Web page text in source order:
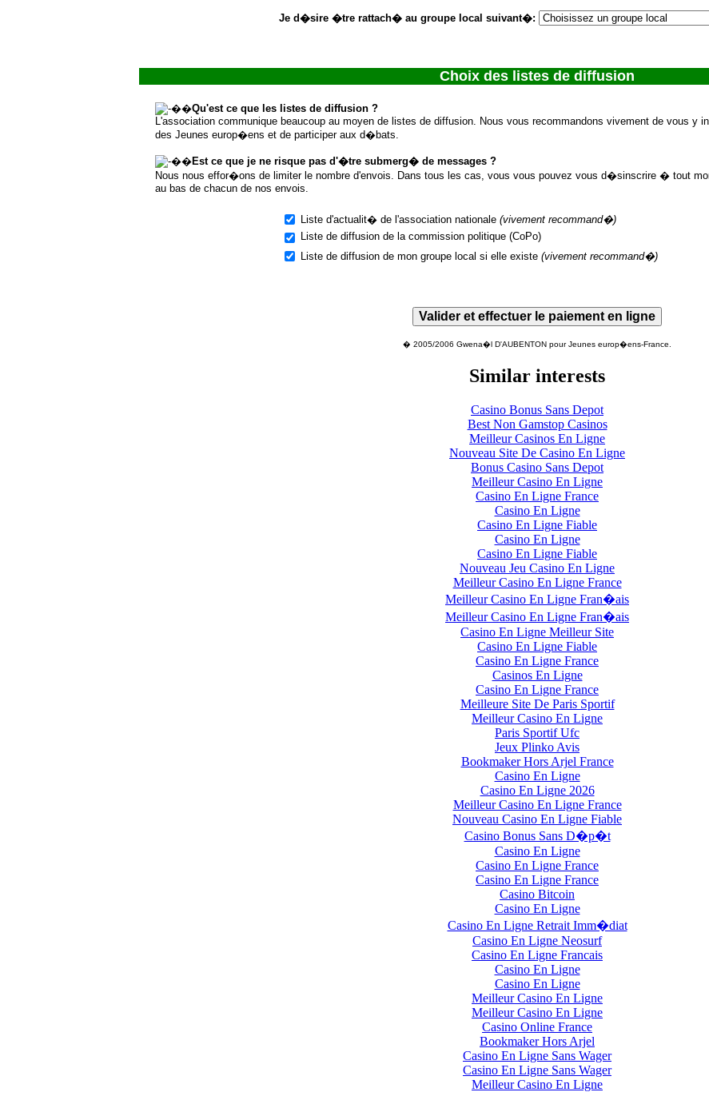
Je d�sire �tre rattach� au groupe local suivant�:
Choix des listes de diffusion
��Qu'est ce que les listes de diffusion ?
L'association communique beaucoup au moyen de listes de diffusion. Nous vous recommandons vivement de vous y
des Jeunes europ�ens et de participer aux d�bats.
��Est ce que je ne risque pas d'�tre submerg� de messages ?
Nous nous effor�ons de limiter le nombre d'envois. Dans tous les cas, vous vous pouvez vous d�sinscrire � tout
au bas de chacun de nos envois.
Liste d'actualit� de l'association nationale (vivement recommand�)
Liste de diffusion de la commission politique (CoPo)
Liste de diffusion de mon groupe local si elle existe (vivement recommand�)
� 2005/2006 Gwena�l D'AUBENTON pour Jeunes europ�ens-France.
Similar interests
Casino Bonus Sans Depot
Best Non Gamstop Casinos
Meilleur Casinos En Ligne
Nouveau Site De Casino En Ligne
Bonus Casino Sans Depot
Meilleur Casino En Ligne
Casino En Ligne France
Casino En Ligne
Casino En Ligne Fiable
Casino En Ligne
Casino En Ligne Fiable
Nouveau Jeu Casino En Ligne
Meilleur Casino En Ligne France
Meilleur Casino En Ligne Fran�ais
Meilleur Casino En Ligne Fran�ais
Casino En Ligne Meilleur Site
Casino En Ligne Fiable
Casino En Ligne France
Casinos En Ligne
Casino En Ligne France
Meilleure Site De Paris Sportif
Meilleur Casino En Ligne
Paris Sportif Ufc
Jeux Plinko Avis
Bookmaker Hors Arjel France
Casino En Ligne
Casino En Ligne 2026
Meilleur Casino En Ligne France
Nouveau Casino En Ligne Fiable
Casino Bonus Sans D�p�t
Casino En Ligne
Casino En Ligne France
Casino En Ligne France
Casino Bitcoin
Casino En Ligne
Casino En Ligne Retrait Imm�diat
Casino En Ligne Neosurf
Casino En Ligne Francais
Casino En Ligne
Casino En Ligne
Meilleur Casino En Ligne
Meilleur Casino En Ligne
Casino Online France
Bookmaker Hors Arjel
Casino En Ligne Sans Wager
Casino En Ligne Sans Wager
Meilleur Casino En Ligne